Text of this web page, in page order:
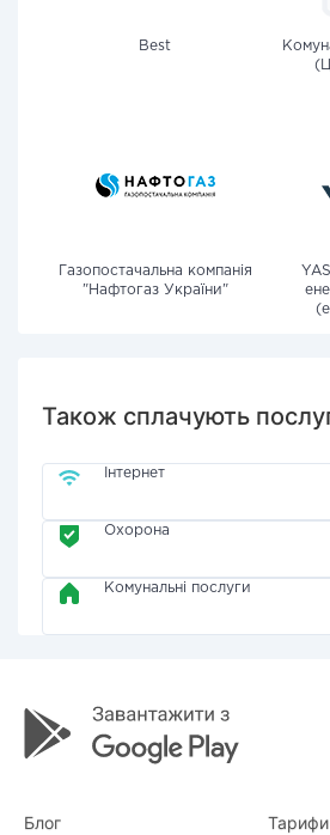
Best
Газопостачальна компанія
"Нафтогаз України"
Також сплачують
Інтернет
Охорона
Комунальні послуги
Блог Тарифи